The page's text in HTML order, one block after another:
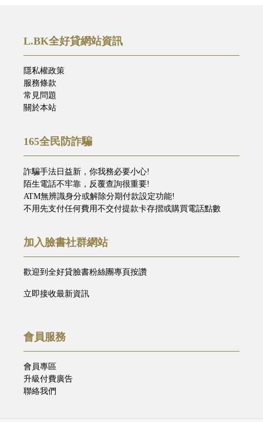
L.BK全好貸網站資訊
隱私權政策
服務條款
常見問題
關於本站
165全民防詐騙
詐騙手法日益新，你我務必要小心!
陌生電話不牢靠，反覆查詢很重要!
ATM無辨識身分或解除分期付款設定功能!
不用先支付任何費用不交付提款卡存摺或購買電話點數
加入臉書社群網站
歡迎到全好貸臉書粉絲團專頁按讚
立即接收最新資訊
會員服務
會員專區
升級付費廣告
聯絡我們